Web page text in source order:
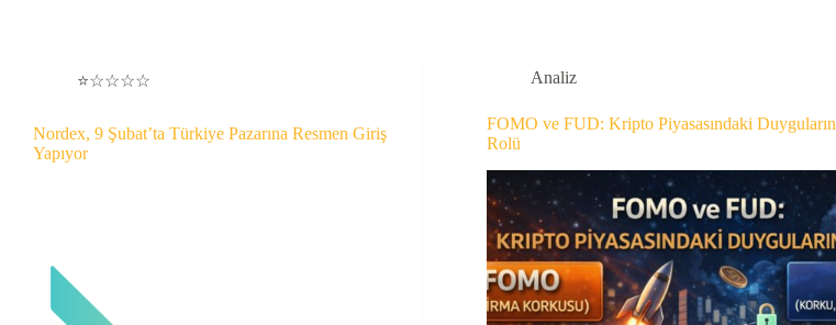
⭐☆☆☆☆
Nordex, 9 Şubat’ta Türkiye Pazarına Resmen Giriş
Yapıyor
Analiz
FOMO ve FUD: Kripto Piyasasındaki Duyguların
Rolü